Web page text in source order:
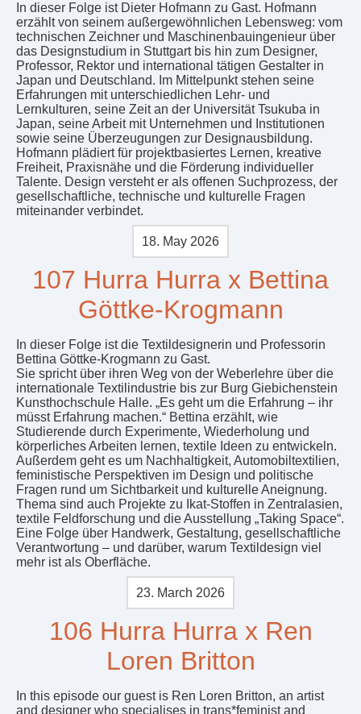
In dieser Folge ist Dieter Hofmann zu Gast. Hofmann
erzählt von seinem außergewöhnlichen Lebensweg: vom
technischen Zeichner und Maschinenbauingenieur über
das Designstudium in Stuttgart bis hin zum Designer,
Professor, Rektor und international tätigen Gestalter in
Japan und Deutschland. Im Mittelpunkt stehen seine
Erfahrungen mit unterschiedlichen Lehr- und
Lernkulturen, seine Zeit an der Universität Tsukuba in
Japan, seine Arbeit mit Unternehmen und Institutionen
sowie seine Überzeugungen zur Designausbildung.
Hofmann plädiert für projektbasiertes Lernen, kreative
Freiheit, Praxisnähe und die Förderung individueller
Talente. Design versteht er als offenen Suchprozess, der
gesellschaftliche, technische und kulturelle Fragen
miteinander verbindet.
18. May 2026
107 Hurra Hurra x Bettina
Göttke-Krogmann
In dieser Folge ist die Textildesignerin und Professorin
Bettina Göttke-Krogmann zu Gast.
Sie spricht über ihren Weg von der Weberlehre über die
internationale Textilindustrie bis zur Burg Giebichenstein
Kunsthochschule Halle. „Es geht um die Erfahrung – ihr
müsst Erfahrung machen.“ Bettina erzählt, wie
Studierende durch Experimente, Wiederholung und
körperliches Arbeiten lernen, textile Ideen zu entwickeln.
Außerdem geht es um Nachhaltigkeit, Automobiltextilien,
feministische Perspektiven im Design und politische
Fragen rund um Sichtbarkeit und kulturelle Aneignung.
Thema sind auch Projekte zu Ikat-Stoffen in Zentralasien,
textile Feldforschung und die Ausstellung „Taking Space“.
Eine Folge über Handwerk, Gestaltung, gesellschaftliche
Verantwortung – und darüber, warum Textildesign viel
mehr ist als Oberfläche.
23. March 2026
106 Hurra Hurra x Ren
Loren Britton
In this episode our guest is Ren Loren Britton, an artist
and designer who specialises in trans*feminist and